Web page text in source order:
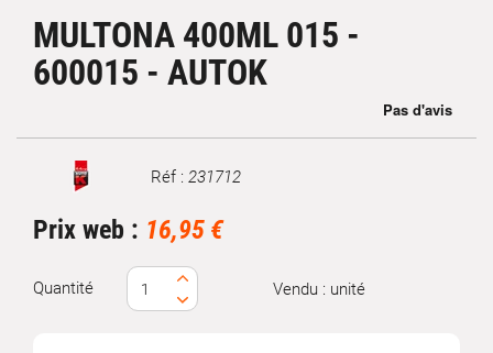
MULTONA 400ML 015 -
600015 - AUTOK
Marque Réf : 231712
Prix web : 16,95 €
Quantité Vendu : unité